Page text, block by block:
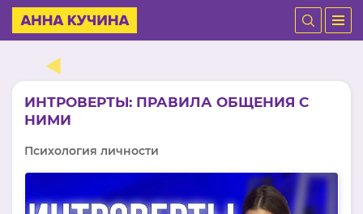
ИНТРОВЕРТЫ: ПРАВИЛА ОБЩЕНИЯ С
НИМИ
Психология личности